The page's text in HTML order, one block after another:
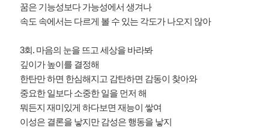
꿈은 기능성보다 가능성에서 생겨나
속도 속에서는 다르게 볼 수 있는 각도가 나오지 않아
3회. 마음의 눈을 뜨고 세상을 바라봐
깊이가 높이를 결정해
한탄만 하면 한심해지고 감탄하면 감동이 찾아와
중요한 일보다 소중한 일을 먼저 해
뭐든지 재미있게 하다보면 재능이 쌓여
이성은 결론을 낳지만 감성은 행동을 낳지